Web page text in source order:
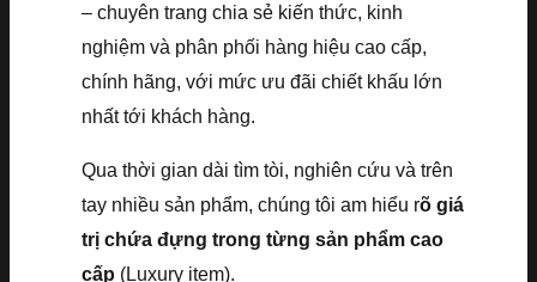
– chuyên trang chia sẻ kiến thức, kinh
nghiệm và phân phối hàng hiệu cao cấp,
chính hãng, với mức ưu đãi chiết khấu lớn
nhất tới khách hàng.
Qua thời gian dài tìm tòi, nghiên cứu và trên
tay nhiều sản phẩm, chúng tôi am hiểu rõ giá
trị chứa đựng trong từng sản phẩm cao
cấp (Luxury item).